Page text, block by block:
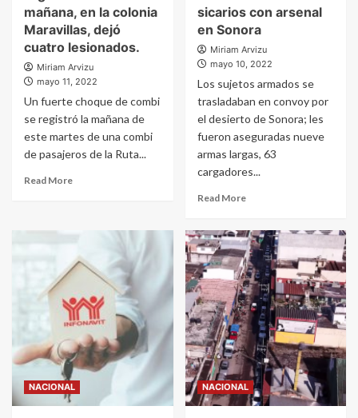
mañana, en la colonia
Maravillas, dejó
cuatro lesionados.
Miriam Arvizu
mayo 11, 2022
Un fuerte choque de combi
se registró la mañana de
este martes de una combi
de pasajeros de la Ruta...
Read More
sicarios con arsenal
en Sonora
Miriam Arvizu
mayo 10, 2022
Los sujetos armados se
trasladaban en convoy por
el desierto de Sonora; les
fueron aseguradas nueve
armas largas, 63
cargadores...
Read More
NACIONAL NACIONAL